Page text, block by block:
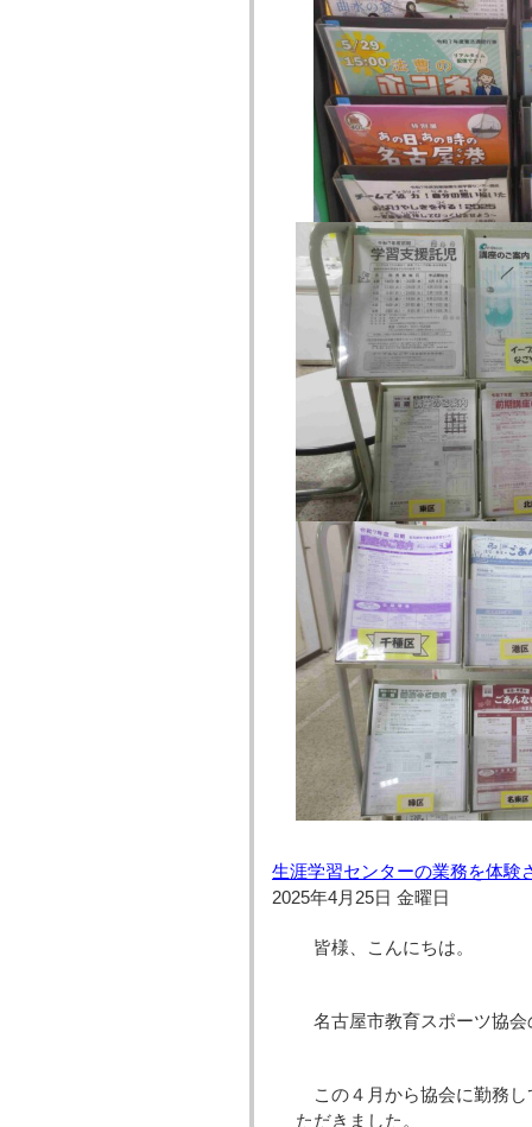
生涯学習センターの業務を体験
2025年4月25日 金曜日
皆様、こんにちは。
名古屋市教育スポーツ協
この４月から協会に勤務
ただきました。